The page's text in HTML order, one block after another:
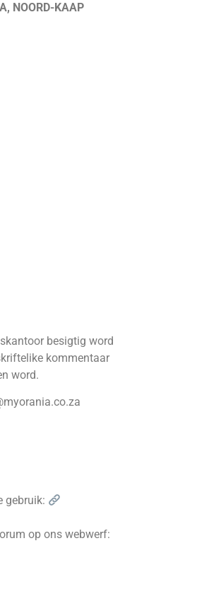
NOORD-KAAP
besigtig word
kommentaar
word.
gebruik:
op ons webwerf: